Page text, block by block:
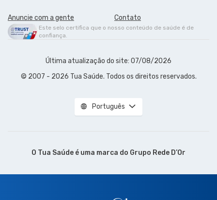
Anuncie com a gente Contato
Este selo certifica que o nosso conteúdo de saúde é de
confiança.
Última atualização do site: 07/08/2026
© 2007 - 2026 Tua Saúde. Todos os direitos reservados.
Português
O Tua Saúde é uma marca do Grupo Rede D’Or